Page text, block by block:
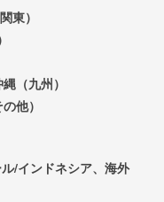
東）
（九州）
他）
/インドネシア、海外